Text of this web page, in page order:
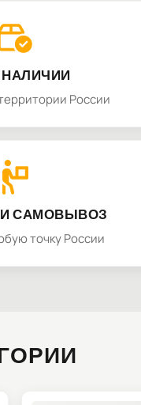
НАЛИЧИИ
России
САМОВЫВОЗ
точку России